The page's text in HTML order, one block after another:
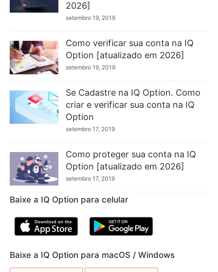
2026]
setembro 19, 2019
Como verificar sua conta na IQ
Option [atualizado em 2026]
setembro 19, 2019
Se Cadastre na IQ Option. Como
criar e verificar sua conta na IQ
Option
setembro 17, 2019
Como proteger sua conta na IQ
Option [atualizado em 2026]
setembro 17, 2019
Baixe a IQ Option para celular
Baixe a IQ Option para macOS / Windows